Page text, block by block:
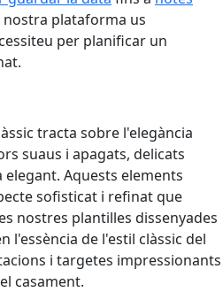
nostra plataforma us
per planificar un
tracta sobre l'elegància
suaus i apagats, delicats
Aquests elements
sofisticat i refinat que
nostres plantilles dissenyades
l'essència de l'estil clàssic del
i targetes impressionants
casament.